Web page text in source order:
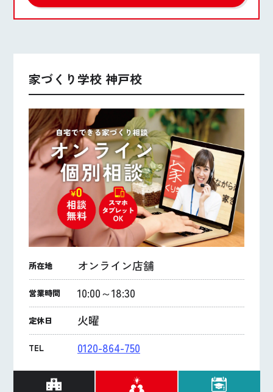
家づくり学校 神戸校
所在地 オンライン店舗
営業時間 10:00～18:30
定休日 火曜
TEL 0120-864-750